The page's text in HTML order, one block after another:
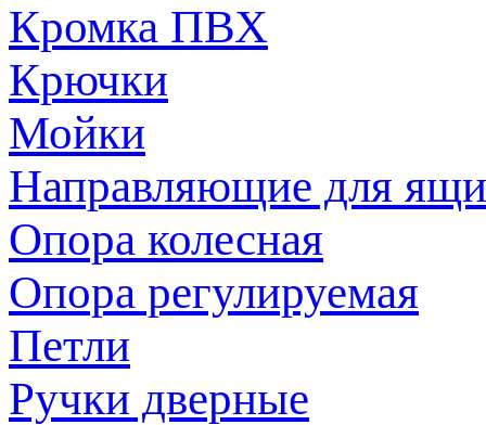
Кромка ПВХ
Крючки
Мойки
Направляющие для
Опора колесная
Опора регулируемая
Петли
Ручки дверные